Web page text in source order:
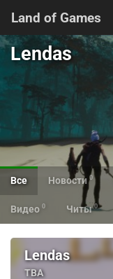
Land of Games
Lendas
Все Новости 0
Видео 0 Читы 0
Lendas
TBA